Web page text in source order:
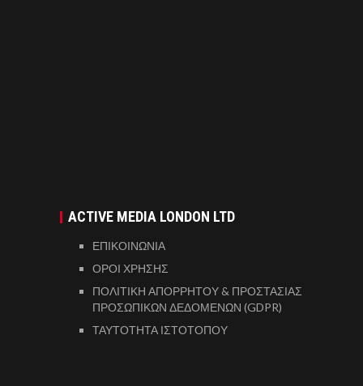
ACTIVE MEDIA LONDON LTD
ΕΠΙΚΟΙΝΩΝΙΑ
ΟΡΟΙ ΧΡΗΣΗΣ
ΠΟΛΙΤΙΚΗ ΑΠΟΡΡΗΤΟΥ & ΠΡΟΣΤΑΣΙΑΣ
ΠΡΟΣΩΠΙΚΩΝ ΔΕΔΟΜΕΝΩΝ (GDPR)
ΤΑΥΤΟΤΗΤΑ ΙΣΤΟΤΟΠΟΥ